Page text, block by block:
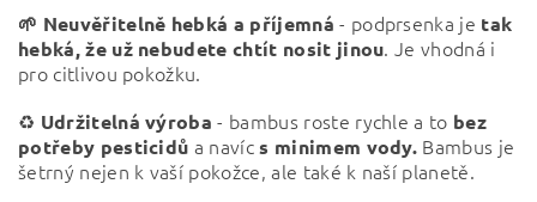
🌱 Neuvěřitelně hebká a příjemná - podprsenka je tak
hebká, že už nebudete chtít nosit jinou. Je vhodná i
pro citlivou pokožku.
♻️ Udržitelná výroba - bambus roste rychle a to bez
potřeby pesticidů a navícs minimem vody. Bambus je
šetrný nejen k vaší pokožce, ale také k naší planetě.